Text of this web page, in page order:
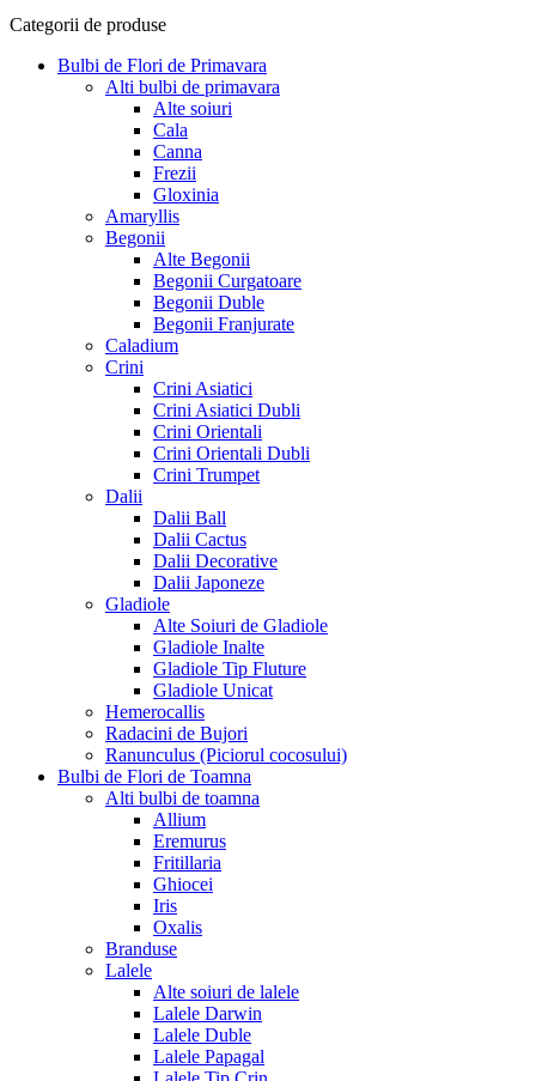
Categorii de produse
Bulbi de Flori de Primavara
Alti bulbi de primavara
Alte soiuri
Cala
Canna
Frezii
Gloxinia
Amaryllis
Begonii
Alte Begonii
Begonii Curgatoare
Begonii Duble
Begonii Franjurate
Caladium
Crini
Crini Asiatici
Crini Asiatici Dubli
Crini Orientali
Crini Orientali Dubli
Crini Trumpet
Dalii
Dalii Ball
Dalii Cactus
Dalii Decorative
Dalii Japoneze
Gladiole
Alte Soiuri de Gladiole
Gladiole Inalte
Gladiole Tip Fluture
Gladiole Unicat
Hemerocallis
Radacini de Bujori
Ranunculus (Piciorul cocosului)
Bulbi de Flori de Toamna
Alti bulbi de toamna
Allium
Eremurus
Fritillaria
Ghiocei
Iris
Oxalis
Branduse
Lalele
Alte soiuri de lalele
Lalele Darwin
Lalele Duble
Lalele Papagal